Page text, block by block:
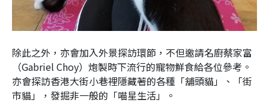
除此之外，亦會加入外景探訪環節，不但邀請名廚蔡家富
（Gabriel Choy）炮製時下流行的寵物鮮食給各位參考。
亦會探訪香港大街小巷裡隱藏著的各種「舖頭貓」、「街
市貓」，發掘非一般的「喵星生活」。